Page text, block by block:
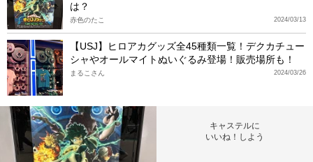
は？
2024/03/13
赤色のたこ
【USJ】ヒロアカグッズ全45種類一覧！デクカチュー
シャやオールマイトぬいぐるみ登場！販売場所も！
2024/03/26
まるこさん
キャステルに
いいね！しよう